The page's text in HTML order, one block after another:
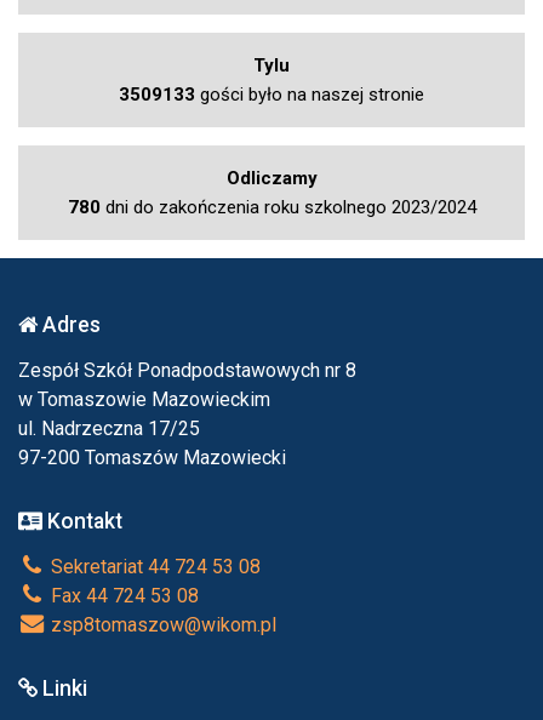
Tylu
3509133 gości było na naszej stronie
Odliczamy
780dni do zakończenia roku szkolnego 2023/2024
Adres
Zespół Szkół Ponadpodstawowych nr 8
w Tomaszowie Mazowieckim
ul. Nadrzeczna 17/25
97-200 Tomaszów Mazowiecki
Kontakt
Sekretariat 44 724 53 08
Fax 44 724 53 08
zsp8tomaszow@wikom.pl
Linki